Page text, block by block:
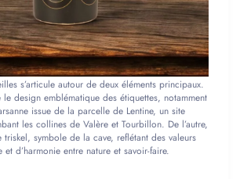
s’articule autour de deux éléments principaux.
le design emblématique des étiquettes, notamment
issue de la parcelle de Lentine, un site
les collines de Valère et Tourbillon. De l’autre,
triskel, symbole de la cave, reflétant des valeurs
et d’harmonie entre nature et savoir-faire.